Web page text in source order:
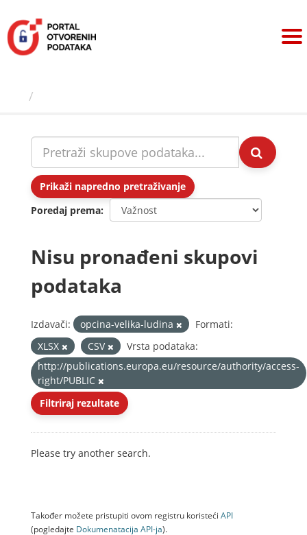
sadržaj
Prikaži napredno pretraživanje
Poredaj prema
Nisu pronađeni skupovi
podataka
Izdavači: opcina-velika-ludina
Formati:
XLSX
CSV
Vrsta podataka:
http://publications.europa.eu/resource/authority/access-
right/PUBLIC
Filtriraj rezultate
Please try another search.
Također možete pristupiti ovom registru koristeći API
(pogledajte Dokumenаtаcijа API-jа).